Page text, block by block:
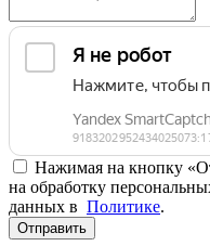
Нажимая на кнопку
на обработку
данных в Политике.
Отправить